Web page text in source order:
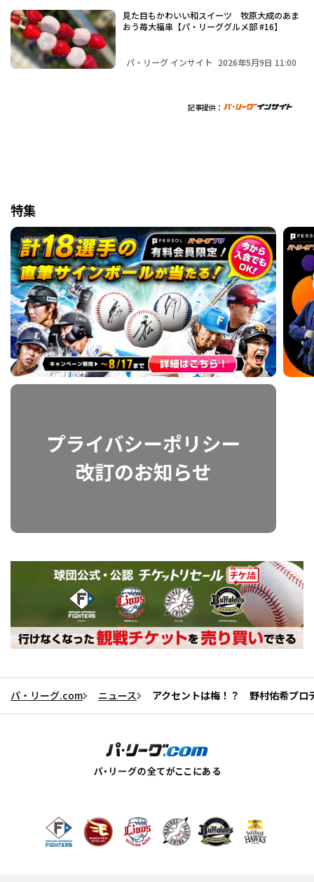
見た目もかわいい和スイーツ 牧原大成のあま
おう苺大福串【パ・リーググルメ部 #16】
パ・リーグ インサイト 2026年5月9日 11:00
記事提供：
特集
パ・リーグ.com ニュース アクセントは梅！？ 野村佑希プロ